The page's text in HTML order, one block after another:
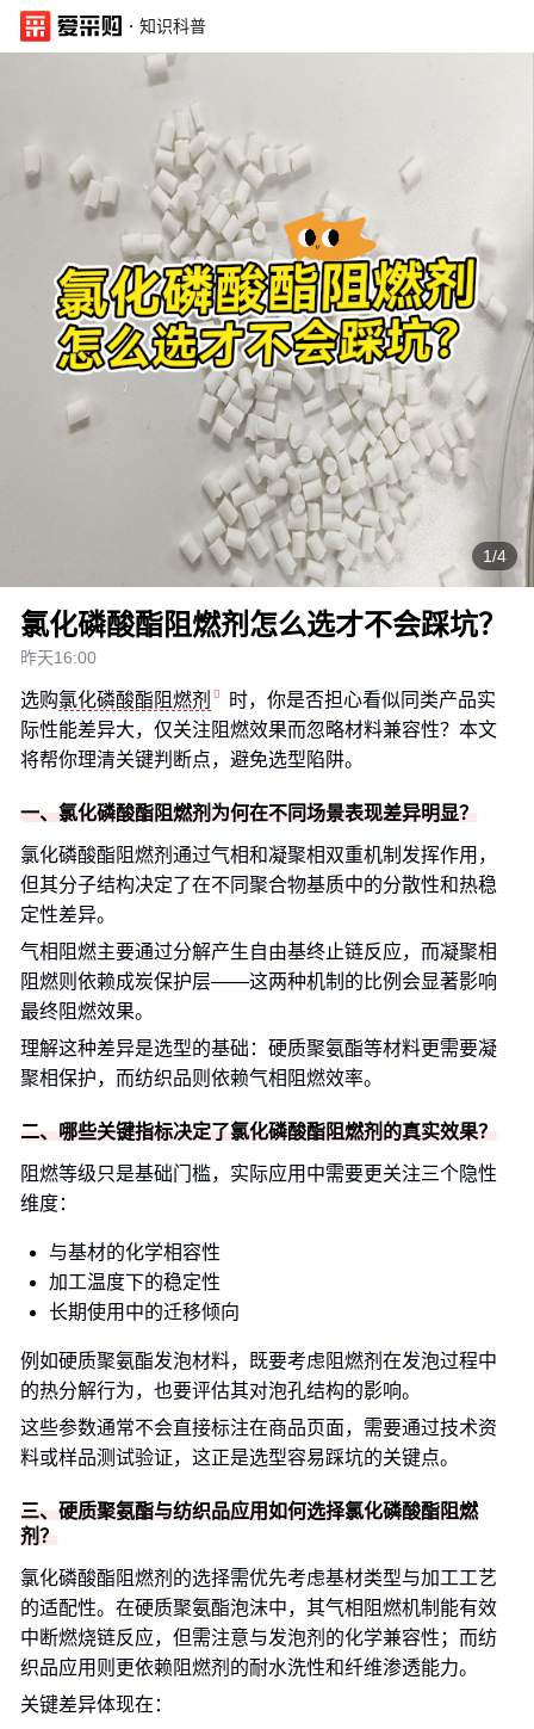
· 知识科普
1/4
氯化磷酸酯阻燃剂怎么选才不会踩坑？
昨天16:00
选购氯化磷酸酯阻燃剂
时，你是否担心看似同类产品实
际性能差异大，仅关注阻燃效果而忽略材料兼容性？本文
将帮你理清关键判断点，避免选型陷阱。
一、氯化磷酸酯阻燃剂为何在不同场景表现差异明显？
氯化磷酸酯阻燃剂通过气相和凝聚相双重机制发挥作用，
但其分子结构决定了在不同聚合物基质中的分散性和热稳
定性差异。
气相阻燃主要通过分解产生自由基终止链反应，而凝聚相
阻燃则依赖成炭保护层——这两种机制的比例会显著影响
最终阻燃效果。
理解这种差异是选型的基础：硬质聚氨酯等材料更需要凝
聚相保护，而纺织品则依赖气相阻燃效率。
二、哪些关键指标决定了氯化磷酸酯阻燃剂的真实效果？
阻燃等级只是基础门槛，实际应用中需要更关注三个隐性
维度：
与基材的化学相容性
加工温度下的稳定性
长期使用中的迁移倾向
例如硬质聚氨酯发泡材料，既要考虑阻燃剂在发泡过程中
的热分解行为，也要评估其对泡孔结构的影响。
这些参数通常不会直接标注在商品页面，需要通过技术资
料或样品测试验证，这正是选型容易踩坑的关键点。
三、硬质聚氨酯与纺织品应用如何选择氯化磷酸酯阻燃
剂？
氯化磷酸酯阻燃剂的选择需优先考虑基材类型与加工工艺
的适配性。在硬质聚氨酯泡沫中，其气相阻燃机制能有效
中断燃烧链反应，但需注意与发泡剂的化学兼容性；而纺
织品应用则更依赖阻燃剂的耐水洗性和纤维渗透能力。
关键差异体现在：